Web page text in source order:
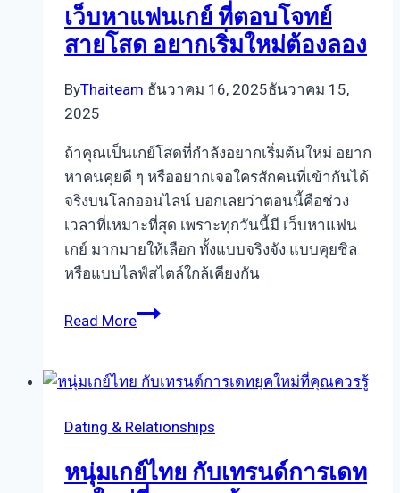
ออนไลน์
เว็บหาแฟนเกย์ ที่ตอบโจทย์
สายโสด อยากเริ่มใหม่ต้องลอง
ByThaiteam ธันวาคม 16, 2025ธันวาคม 15,
2025
ถ้าคุณเป็นเกย์โสดที่กำลังอยากเริ่มต้นใหม่ อยาก
หาคนคุยดี ๆ หรืออยากเจอใครสักคนที่เข้ากันได้
จริงบนโลกออนไลน์ บอกเลยว่าตอนนี้คือช่วง
เวลาที่เหมาะที่สุด เพราะทุกวันนี้มี เว็บหาแฟน
เกย์ มากมายให้เลือก ทั้งแบบจริงจัง แบบคุยชิล
หรือแบบไลฟ์สไตล์ใกล้เคียงกัน
Read Moreเว็บ
เกย์
ตอบ
โจทย์
สาย
Dating & Relationships
หนุ่มเกย์ไทย กับเทรนด์การเดท